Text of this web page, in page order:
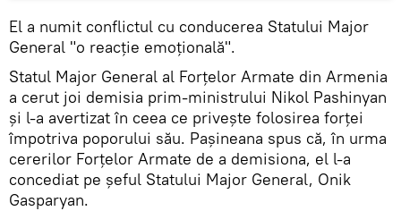
El a numit conflictul cu conducerea Statului Major
General "o reacție emoțională".
Statul Major General al Forțelor Armate din Armenia
a cerut joi demisia prim-ministrului Nikol Pashinyan
și l-a avertizat în ceea ce privește folosirea forței
împotriva poporului său. Pașineana spus că, în urma
cererilor Forțelor Armate de a demisiona, el l-a
concediat pe șeful Statului Major General, Onik
Gasparyan.